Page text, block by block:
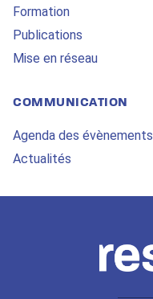
Formation
Publications
Mise en réseau
COMMUNICATION
Agenda des évènements
Actualités